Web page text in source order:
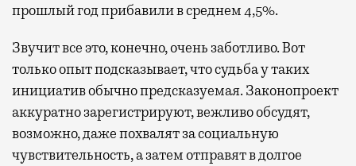
прошлый год прибавили в среднем 4,5%.
Звучит все это, конечно, очень заботливо. Вот
только опыт подсказывает, что судьба у таких
инициатив обычно предсказуемая. Законопроект
аккуратно зарегистрируют, вежливо обсудят,
возможно, даже похвалят за социальную
чувствительность, а затем отправят в долгое